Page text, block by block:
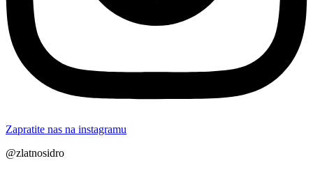
Zapratite nas na instagramu
@zlatnosidro